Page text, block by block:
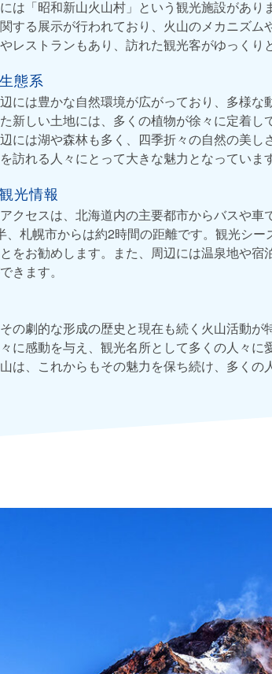
は「昭和新山火山村」という観光施設があ
する展示が行われており、火山のメカニズム
レストランもあり、訪れた観光客がゆっくり
態系
には豊かな自然環境が広がっており、多様
新しい土地には、多くの植物が徐々に定着
には湖や森林も多く、四季折々の自然の美
訪れる人々にとって大きな魅力となっています
光情報
クセスは、北海道内の主要都市からバスや
、札幌市からは約2時間の距離です。観光シ
をお勧めします。また、周辺には温泉地や
きます。
の劇的な形成の歴史と現在も続く火山活動
に感動を与え、観光名所として多くの人々
は、これからもその魅力を保ち続け、多くの